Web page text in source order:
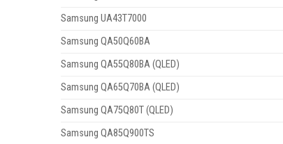
Samsung UA43T7000
Samsung QA50Q60BA
Samsung QA55Q80BA (QLED)
Samsung QA65Q70BA (QLED)
Samsung QA75Q80T (QLED)
Samsung QA85Q900TS